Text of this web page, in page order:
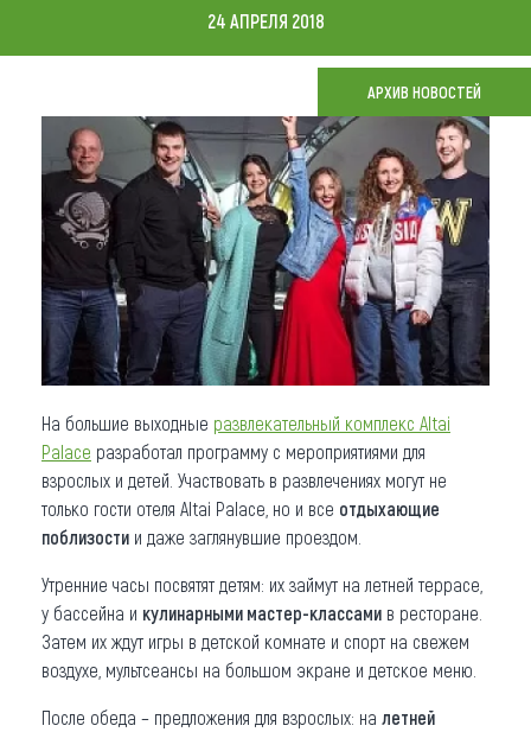
Карта
Что привезти (сувениры)
О регионе
Коллекция впечатлений
Другие рубрики
24 АПРЕЛЯ 2018
АРХИВ НОВОСТЕЙ
На большие выходные развлекательный комплекс Altai
Palace разработал программу с мероприятиями для
взрослых и детей. Участвовать в развлечениях могут не
только гости отеля Altai Palace, но и все отдыхающие
поблизости и даже заглянувшие проездом.
Утренние часы посвятят детям: их займут на летней террасе,
у бассейна и кулинарными мастер-классами в ресторане.
Затем их ждут игры в детской комнате и спорт на свежем
воздухе, мультсеансы на большом экране и детское меню.
После обеда – предложения для взрослых: на летней